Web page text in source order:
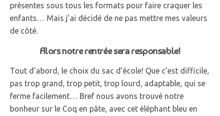
présentes sous tous les formats pour faire craquer les
enfants… Mais j’ai décidé de ne pas mettre mes valeurs
de côté.
Alors notre rentrée sera responsable!
Tout d’abord, le choix du sac d’école! Que c’est difficile,
pas trop grand, trop petit, trop lourd, adaptable, qui se
ferme facilement… Bref nous avons trouvé notre
bonheur sur le Coq en pâte, avec cet éléphant bleu en